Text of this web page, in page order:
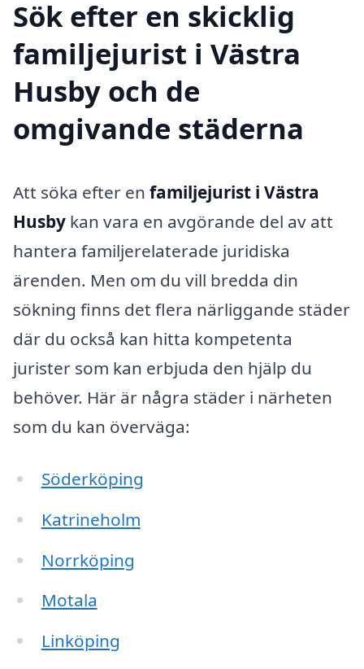
Sök efter en skicklig
familjejurist i Västra
Husby och de
omgivande städerna
Att söka efter en familjejurist i Västra
Husby kan vara en avgörande del av att
hantera familjerelaterade juridiska
ärenden. Men om du vill bredda din
sökning finns det flera närliggande städer
där du också kan hitta kompetenta
jurister som kan erbjuda den hjälp du
behöver. Här är några städer i närheten
som du kan överväga:
Söderköping
Katrineholm
Norrköping
Motala
Linköping